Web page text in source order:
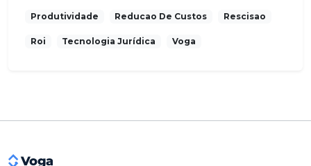
Produtividade Reducao De Custos Rescisao
Roi Tecnologia Jurídica Voga